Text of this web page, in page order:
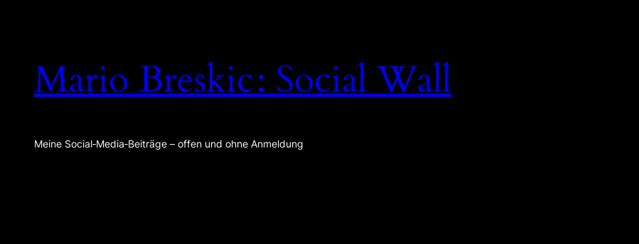
Mario Breskic : Social Wall
Meine Social‑Media‑Beiträge – offen und ohne Anmeldung